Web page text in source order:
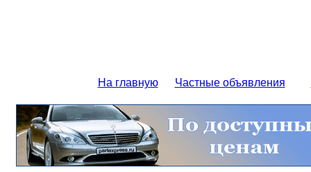
На главную Частные объявления